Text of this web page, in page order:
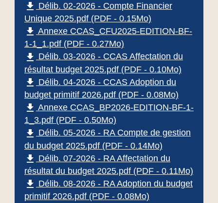
file_download Délib. 02-2026 - Compte Financier
Unique 2025.pdf (PDF - 0.15Mo)
file_download Annexe CCAS_CFU2025-EDITION-BF-
1-1_1.pdf (PDF - 0.27Mo)
file_download Délib. 03-2026 - CCAS Affectation du
résultat budget 2025.pdf (PDF - 0.10Mo)
file_download Délib. 04-2026 - CCAS Adoption du
budget primitif 2026.pdf (PDF - 0.08Mo)
file_download Annexe CCAS_BP2026-EDITION-BF-1-
1_3.pdf (PDF - 0.50Mo)
file_download Délib. 05-2026 - RA Compte de gestion
du budget 2025.pdf (PDF - 0.14Mo)
file_download Délib. 07-2026 - RA Affectation du
résultat du budget 2025.pdf (PDF - 0.11Mo)
file_download Délib. 08-2026 - RA Adoption du budget
primitif 2026.pdf (PDF - 0.08Mo)